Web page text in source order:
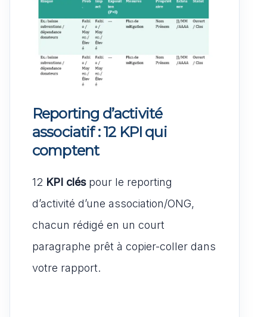
Reporting d’activité
associatif : 12 KPI qui
comptent
12 KPI cléspour le reporting
d’activité d’une association/ONG,
chacun rédigé en un court
paragraphe prêt à copier-coller dans
votre rapport.